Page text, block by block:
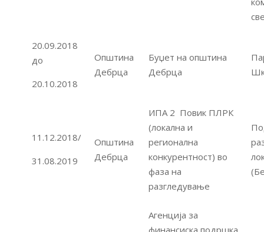
20.09.2018
до
20.10.2018
Општина
Дебрца
Буџет на општина
Дебрца
11.12.2018/
31.08.2019
Општина
Дебрца
ИПА 2 Повик ПЛРК
(локална и
регионална
конкурентност) во
фаза на
разгледување
Агенција за
финансиска подршка